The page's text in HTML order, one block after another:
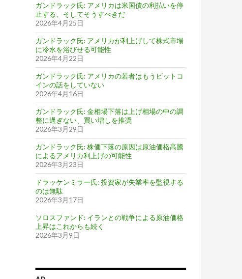
ガンドラック氏: アメリカは米国債の利払いを停
止する、そしてそうすべきだ
2026年4月25日
ガンドラック氏: アメリカが利上げして株式市場
に冷水を浴びせる可能性
2026年4月22日
ガンドラック氏: アメリカの若者はもうビットコ
インの話をしていない
2026年4月16日
ガンドラック氏: 金相場下落は上げ相場の中の調
整に過ぎない、買い増しを推奨
2026年3月29日
ガンドラック氏: 株価下落の原因は原油価格高騰
によるアメリカ利上げの可能性
2026年3月23日
ドラッケンミラー氏: 投資家が失業率を監視する
のは無駄
2026年3月17日
ソロスファンド: イランとの戦争による原油価格
上昇はこれからも続く
2026年3月9日